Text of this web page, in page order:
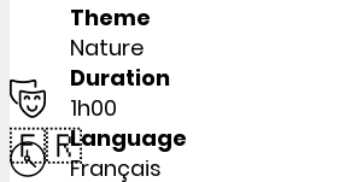
Theme
Nature
Duration
1h00
🇫🇷Language
Français